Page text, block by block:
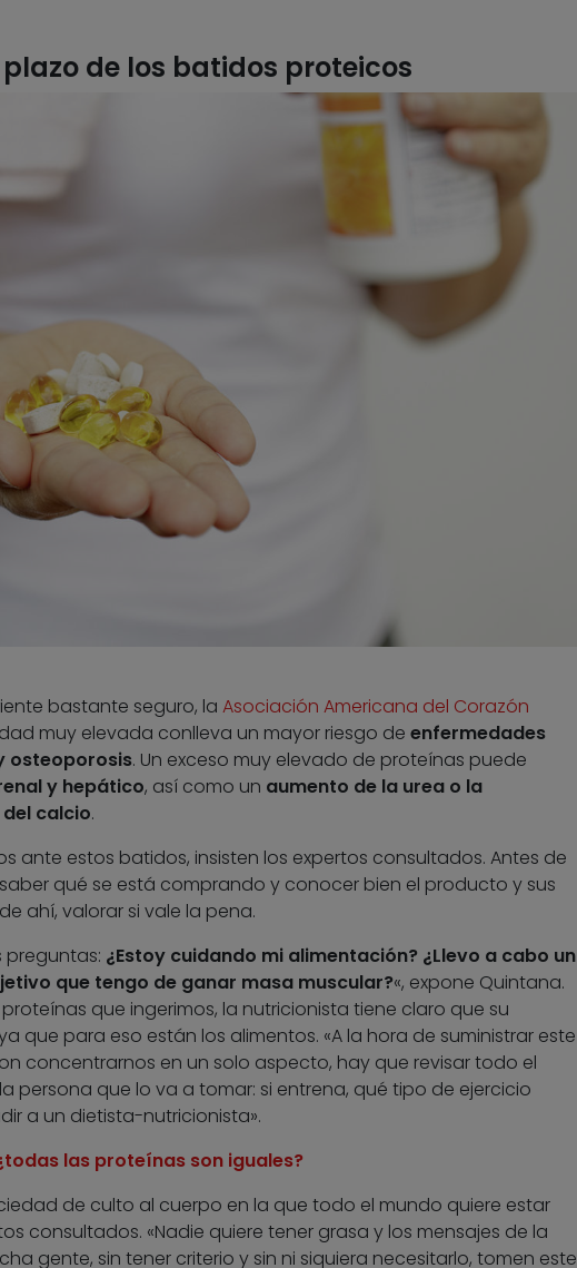
de los batidos proteicos
bastante seguro, la Asociación Americana del Corazón
muy elevada conlleva un mayor riesgo de enfermedades
osteoporosis. Un exceso muy elevado de proteínas puede
y hepático, así como un aumento de la urea o la
calcio.
ante estos batidos, insisten los expertos consultados. Antes de
qué se está comprando y conocer bien el producto y sus
ahí, valorar si vale la pena.
preguntas: ¿Estoy cuidando mi alimentación? ¿Llevo a cabo un
que tengo de ganar masa muscular?«, expone Quintana.
que ingerimos, la nutricionista tiene claro que su
que para eso están los alimentos. «A la hora de suministrar este
concentrarnos en un solo aspecto, hay que revisar todo el
persona que lo va a tomar: si entrena, qué tipo de ejercicio
a un dietista-nutricionista».
las proteínas son iguales?
de culto al cuerpo en la que todo el mundo quiere estar
consultados. «Nadie quiere tener grasa y los mensajes de la
gente, sin tener criterio y sin ni siquiera necesitarlo, tomen este